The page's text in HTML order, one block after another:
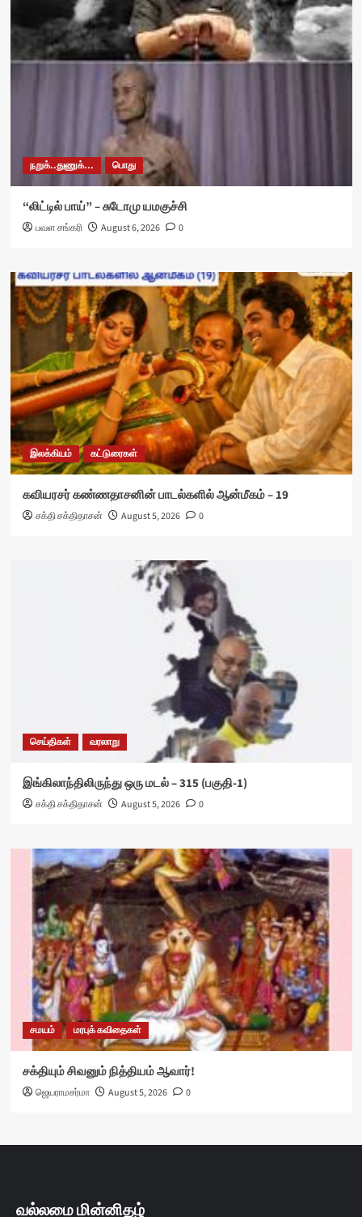
நறுக்..துணுக்... பொது
“லிட்டில் பாய்” – சுடோமு யமகுச்சி
பவள சங்கரி August 6, 2026 0
இலக்கியம் கட்டுரைகள்
கவியரசர் கண்ணதாசனின் பாடல்களில் ஆன்மீகம் – 19
சக்தி சக்திதாசன் August 5, 2026 0
செய்திகள் வரலாறு
இங்கிலாந்திலிருந்து ஒரு மடல் – 315 (பகுதி-1)
சக்தி சக்திதாசன் August 5, 2026 0
சமயம் மரபுக் கவிதைகள்
சக்தியும் சிவனும் நித்தியம் ஆவார்!
ஜெயராமசர்மா August 5, 2026 0
வல்லமை மின்னிதழ்